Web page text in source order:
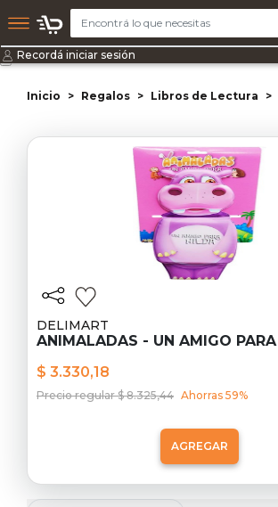
Recordá iniciar sesión
Inicio Regalos Libros de Lectura
DELIMART
ANIMALADAS - UN AMIGO
$ 3.330,18
Precio regular $ 8.325,44 Ahorras 59%
AGREGAR